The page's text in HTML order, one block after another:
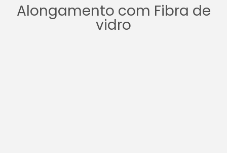
Alongamento com Fibra de
vidro